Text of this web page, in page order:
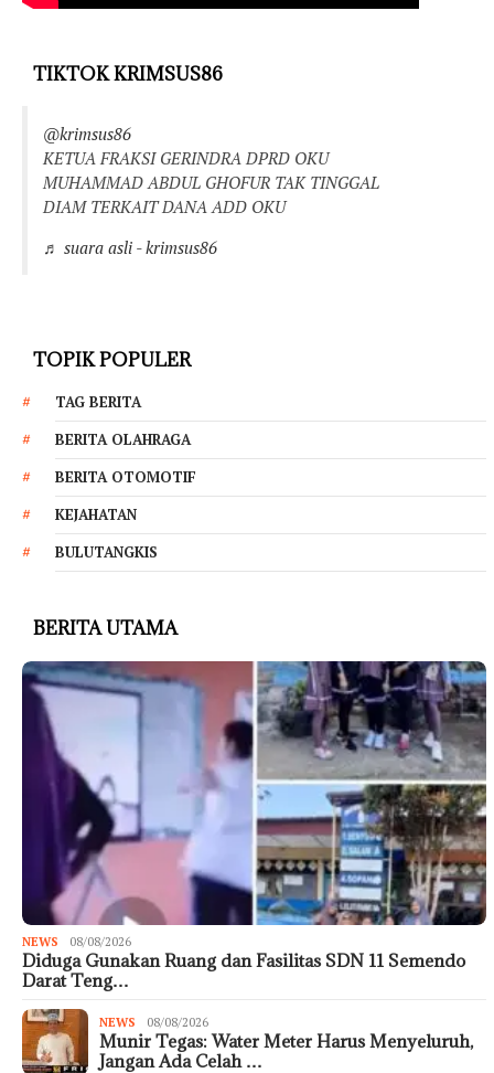
TIKTOK KRIMSUS86
@krimsus86
KETUA FRAKSI GERINDRA DPRD OKU
MUHAMMAD ABDUL GHOFUR TAK TINGGAL
DIAM TERKAIT DANA ADD OKU
♬ suara asli - krimsus86
TOPIK POPULER
TAG BERITA
BERITA OLAHRAGA
BERITA OTOMOTIF
KEJAHATAN
BULUTANGKIS
BERITA UTAMA
NEWS 08/08/2026
Diduga Gunakan Ruang dan Fasilitas SDN 11 Semendo
Darat Teng…
NEWS 08/08/2026
Munir Tegas: Water Meter Harus Menyeluruh,
Jangan Ada Celah …